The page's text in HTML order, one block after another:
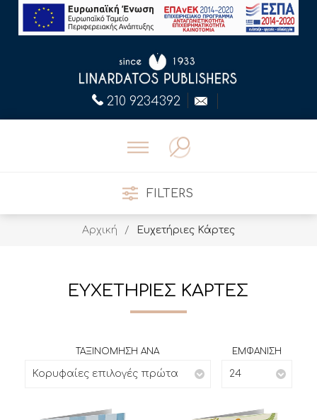
210 9234392
FILTERS
Αρχική / Ευχετήριες Κάρτες
ΕΥΧΕΤΗΡΙΕΣ ΚΑΡΤΕΣ
ΤΑΞΙΝΟΜΗΣΗ ΑΝΑ
Κορυφαίες επιλογές πρώτα
ΕΜΦΑΝΙΣΗ
24